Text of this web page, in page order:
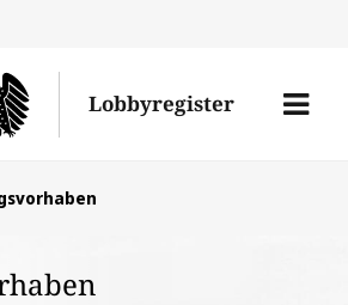
Lobbyregister
Menü